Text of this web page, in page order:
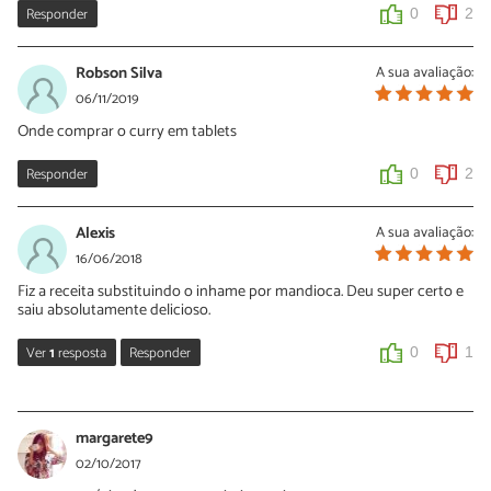
0 0
Responder 0 2
A sua avaliação:
Robson Silva
06/11/2019
Onde comprar o curry em tablets
Responder 0 2
A sua avaliação:
Alexis
16/06/2018
Fiz a receita substituindo o inhame por mandioca. Deu super certo e
saiu absolutamente delicioso.
Ver1resposta Responder 0 1
18/06/2018
Oi Alexis, que bom que você gostou dessa receita! Muito obrigada
pelo seu comentário e, da próxima vez que preparar, suba foto do
margarete9
02/10/2017